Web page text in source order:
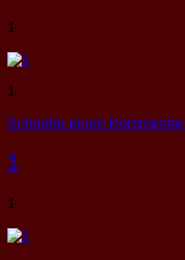
1
1
Schreibe einen Kommentar
1
1